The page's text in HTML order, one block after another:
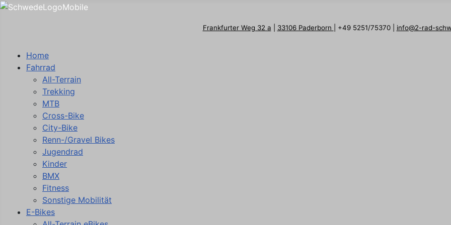
Frankfurter Weg 32 a 33106 Paderborn | +49 5251/75370 | info@2-rad-
Home
Fahrrad
All-Terrain
Trekking
MTB
Cross-Bike
City-Bike
Renn-/Gravel Bikes
Jugendrad
Kinder
BMX
Fitness
Sonstige Mobilität
E-Bikes